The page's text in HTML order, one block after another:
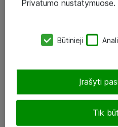
eShop@atea.lt
Privatumo nustatymuose.
Būtinieji
Tik
Įrašyti